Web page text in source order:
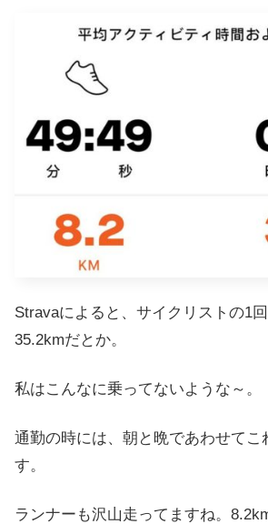
Stravaによると、サイクリストの1
35.2kmだとか。
私はこんなに乗ってないような～。
通勤の時には、朝と晩であわせてこ
す。
ランナーも沢山走ってますね。